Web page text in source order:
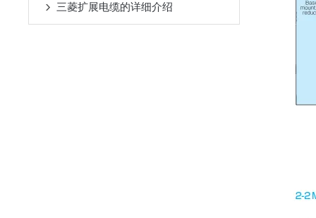
三菱扩展电缆的详细介绍